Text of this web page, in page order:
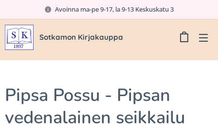
Avoinna ma-pe 9-17, la 9-13 Keskuskatu 3
Sotkamon Kirjakauppa
Pipsa Possu - Pipsan
vedenalainen seikkailu